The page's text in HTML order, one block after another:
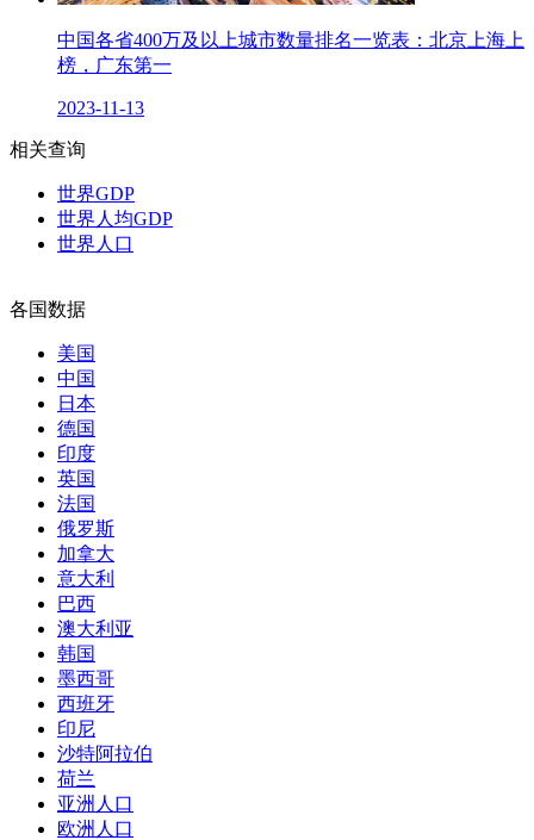
中国各省400万及以上城市数量排名一览表：北京上海上
榜，广东第一
2023-11-13
相关查询
世界GDP
世界人均GDP
世界人口
各国数据
美国
中国
日本
德国
印度
英国
法国
俄罗斯
加拿大
意大利
巴西
澳大利亚
韩国
墨西哥
西班牙
印尼
沙特阿拉伯
荷兰
亚洲人口
欧洲人口